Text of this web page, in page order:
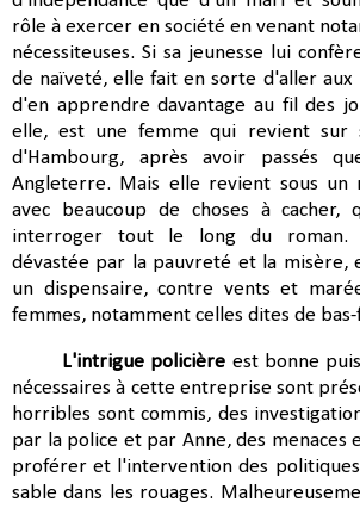
rôle à exercer en société en venant
nécessiteuses. Si sa jeunesse lui
de naïveté, elle fait en sorte d'aller aux
d'en apprendre davantage au fil des
elle, est une femme qui revient sur
d'Hambourg, après avoir passés
Angleterre. Mais elle revient sous un
avec beaucoup de choses à cacher,
interroger tout le long du roman.
dévastée par la pauvreté et la misère,
un dispensaire, contre vents et
femmes, notamment celles dites de bas-
L'intrigue policière est bonne
nécessaires à cette entreprise sont
horribles sont commis, des
par la police et par Anne, des menaces
proférer et l'intervention des
sable dans les rouages.